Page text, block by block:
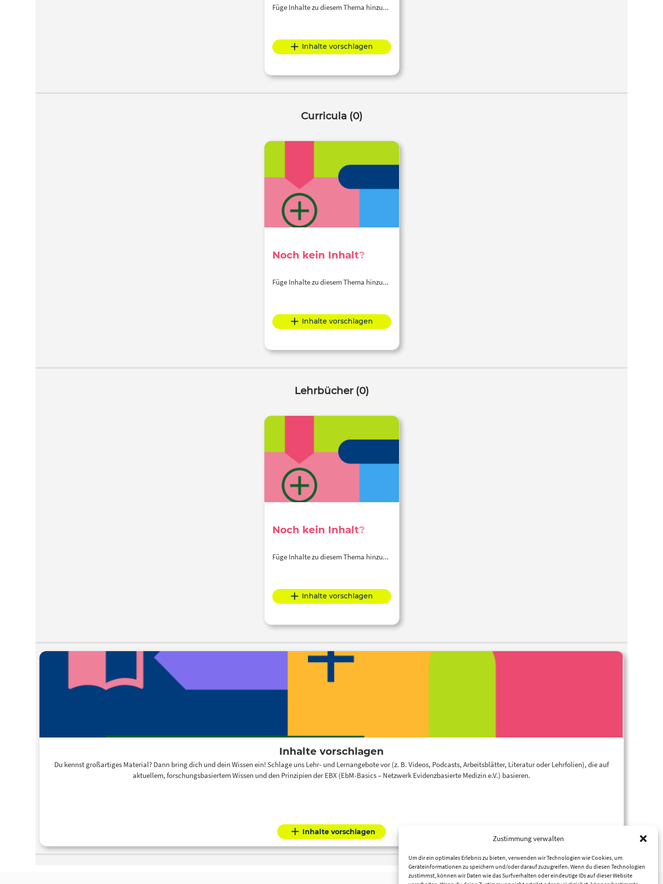
Zustimmung verwalten
Um dir ein optimales Erlebnis zu bieten, verwenden wir Technologien wie Cookies, um
Geräteinformationen zu speichern und/oder darauf zuzugreifen. Wenn du diesen Technologien
zustimmst, können wir Daten wie das Surfverhalten oder eindeutige IDs auf dieser Website
Füge Inhalte zu diesem Thema hinzu...
Inhalte vorschlagen
Curricula (0)
Noch kein Inhalt?
Füge Inhalte zu diesem Thema hinzu...
Inhalte vorschlagen
Lehrbücher (0)
Noch kein Inhalt?
Füge Inhalte zu diesem Thema hinzu...
Inhalte vorschlagen
Inhalte vorschlagen
Du kennst großartiges Material? Dann bring dich und dein Wissen ein! Schlage uns Lehr- und Lernangebote vor (z. B. Videos, Podcasts, Arbeitsblätter, Literatur oder Lehrfolien), die auf
aktuellem, forschungsbasiertem Wissen und den Prinzipien der EBX (EbM-Basics – Netzwerk Evidenzbasierte Medizin e.V.) basieren.
Inhalte vorschlagen